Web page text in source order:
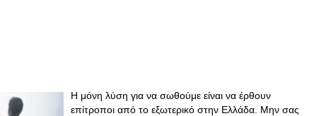
Η μόνη λύση για να σωθούμε είναι να έρθουν
επίτροποι από το εξωτερικό στην Ελλάδα. Μην σας